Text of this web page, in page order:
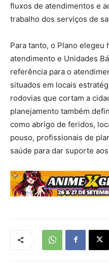
fluxos de atendimentos e
trabalho dos serviços de
Para tanto, o Plano
atendimento e Unidades
referência para o
situados em locais
rodovias que cortam a
planejamento também
como abrigo de feridos,
pouso, profissionais de
saúde para dar suporte